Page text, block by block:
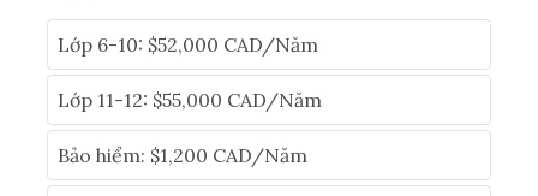
Lớp 6-10: $52,000 CAD/Năm
Lớp 11-12: $55,000 CAD/Năm
Bảo hiểm: $1,200 CAD/Năm